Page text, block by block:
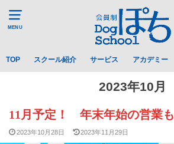
MENU
TOP スクール紹介 サービス アカデミー
2023年10月
11月予定！ 年末年始の営業も
2023年10月28日 2023年11月29日